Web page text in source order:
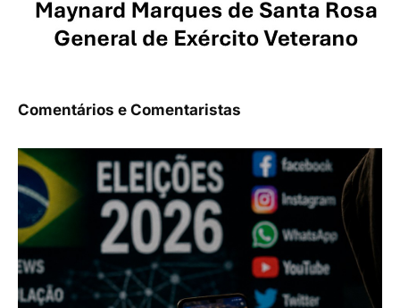
Comentários e Comentaristas